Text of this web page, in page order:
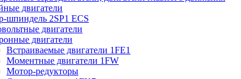
двигатели
шпиндель 2SP1 ECS
двигатели
двигатели
Встраиваемые двигатели 1FE1
Моментные двигатели 1FW
Мотор-редукторы